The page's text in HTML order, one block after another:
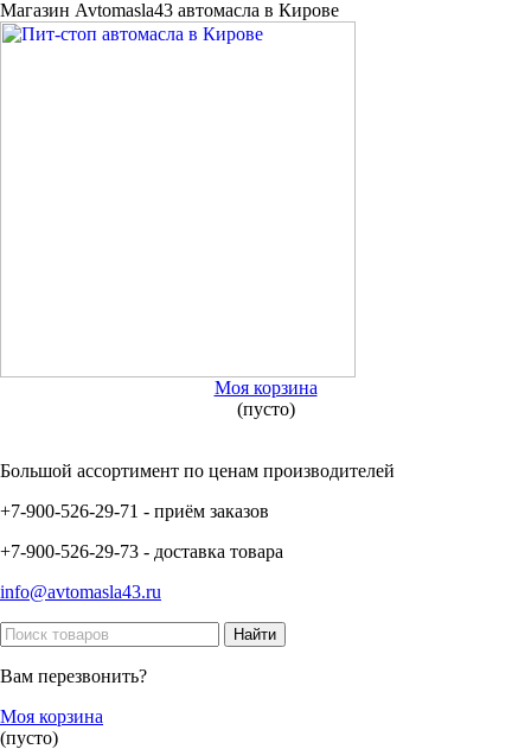
Магазин Avtomasla43 автомасла в Кирове
Моя корзина
(пусто)
Большой ассортимент по ценам производителей
+7-900-526-29-71 - приём заказов
+7-900-526-29-73 - доставка товара
info@avtomasla43.ru
Вам перезвонить?
Моя корзина
(пусто)